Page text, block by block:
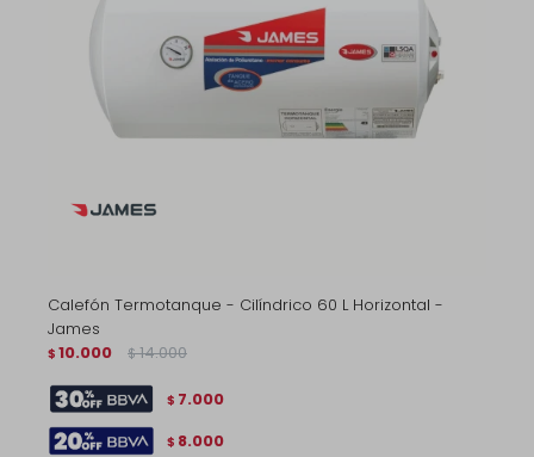
Calefón Termotanque - Cilíndrico 60 L Horizontal -
James
$ 10.000 $ 14.000
$ 7.000
$ 8.000